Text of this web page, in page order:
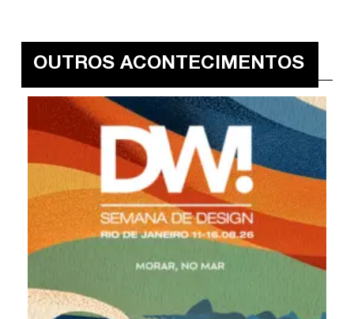
OUTROS ACONTECIMENTOS